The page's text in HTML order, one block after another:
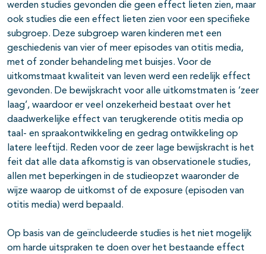
werden studies gevonden die geen effect lieten zien, maar
ook studies die een effect lieten zien voor een specifieke
subgroep. Deze subgroep waren kinderen met een
geschiedenis van vier of meer episodes van otitis media,
met of zonder behandeling met buisjes. Voor de
uitkomstmaat kwaliteit van leven werd een redelijk effect
gevonden. De bewijskracht voor alle uitkomstmaten is ‘zeer
laag’, waardoor er veel onzekerheid bestaat over het
daadwerkelijke effect van terugkerende otitis media op
taal- en spraakontwikkeling en gedrag ontwikkeling op
latere leeftijd. Reden voor de zeer lage bewijskracht is het
feit dat alle data afkomstig is van observationele studies,
allen met beperkingen in de studieopzet waaronder de
wijze waarop de uitkomst of de exposure (episoden van
otitis media) werd bepaald.
Op basis van de geïncludeerde studies is het niet mogelijk
om harde uitspraken te doen over het bestaande effect